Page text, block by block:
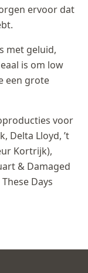
ervoor dat
met geluid,
is om low
een grote
voor
Delta Lloyd, ’t
Kortrijk),
& Damaged
Days